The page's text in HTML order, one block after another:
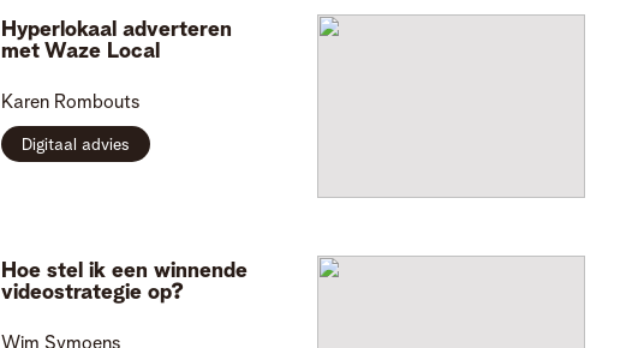
Hyperlokaal adverteren
met Waze Local
Karen Rombouts
Digitaal advies
Hoe stel ik een winnende
videostrategie op?